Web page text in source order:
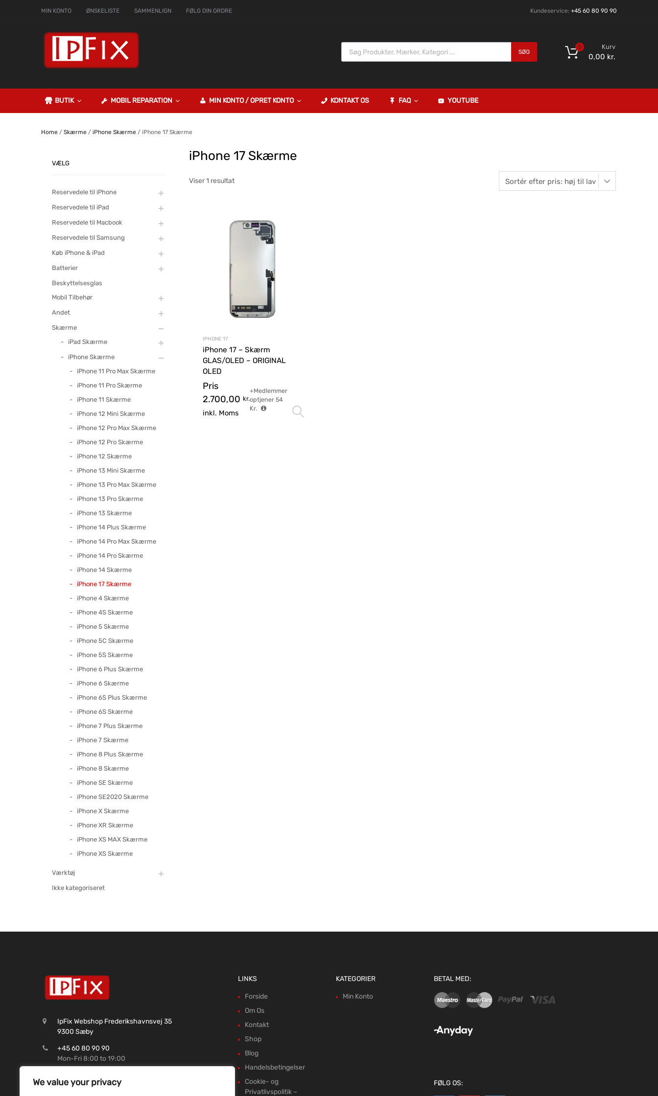
We value your privacy
MIN KONTO ØNSKELISTE SAMMENLIGN FØLG DIN ORDRE Kundeservice: +45 60 80 90 90
SØG
Kurv
0,00 kr.
0
BUTIK MOBIL REPARATION MIN KONTO / OPRET KONTO KONTAKT OS FAQ YOUTUBE
Home/ Skærme/ iPhone Skærme/ iPhone 17 Skærme
iPhone 17 Skærme
Viser 1 resultat
IPHONE 17
iPhone 17 – Skærm
GLAS/OLED – ORIGINAL
OLED
Pris
2.700,00 kr.
inkl. Moms
+Medlemmer
optjener 54
Kr.
VÆLG
Reservedele til iPhone
Reservedele til iPad
Reservedele til Macbook
Reservedele til Samsung
Køb iPhone & iPad
Batterier
Beskyttelsesglas
Mobil Tilbehør
Andet
Skærme
iPad Skærme
iPhone Skærme
iPhone 11 Pro Max Skærme
iPhone 11 Pro Skærme
iPhone 11 Skærme
iPhone 12 Mini Skærme
iPhone 12 Pro Max Skærme
iPhone 12 Pro Skærme
iPhone 12 Skærme
iPhone 13 Mini Skærme
iPhone 13 Pro Max Skærme
iPhone 13 Pro Skærme
iPhone 13 Skærme
iPhone 14 Plus Skærme
iPhone 14 Pro Max Skærme
iPhone 14 Pro Skærme
iPhone 14 Skærme
iPhone 17 Skærme
iPhone 4 Skærme
iPhone 4S Skærme
iPhone 5 Skærme
iPhone 5C Skærme
iPhone 5S Skærme
iPhone 6 Plus Skærme
iPhone 6 Skærme
iPhone 6S Plus Skærme
iPhone 6S Skærme
iPhone 7 Plus Skærme
iPhone 7 Skærme
iPhone 8 Plus Skærme
iPhone 8 Skærme
iPhone SE Skærme
iPhone SE2020 Skærme
iPhone X Skærme
iPhone XR Skærme
iPhone XS MAX Skærme
iPhone XS Skærme
Værktøj
Ikke kategoriseret
IpFix Webshop Frederikshavnsvej 35
9300 Sæby
+45 60 80 90 90
Mon-Fri 8:00 to 19:00
LINKS
Forside
Om Os
Kontakt
Shop
Blog
Handelsbetingelser
Cookie- og
Privatlivspolitik –
KATEGORIER
Min Konto
BETAL MED:
FØLG OS: